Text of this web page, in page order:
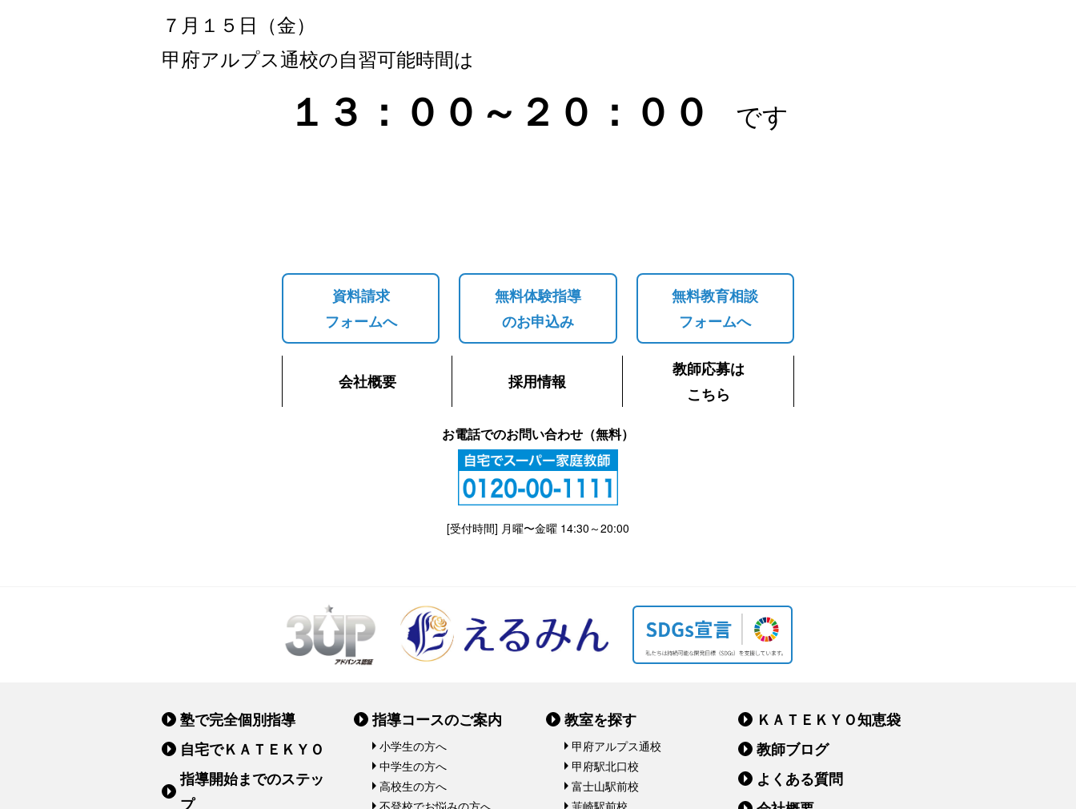
７月１５日（金）
甲府アルプス通校の自習可能時間は
１３：００～２０：００ です
資料請求
フォームへ
無料体験指導
のお申込み
無料教育相談
フォームへ
会社概要 採用情報
教師応募は
こちら
お電話でのお問い合わせ（無料）
[受付時間] 月曜〜金曜 14:30～20:00
塾で完全個別指導
自宅でＫＡＴＥＫＹＯ
指導開始までのステッ
プ
指導コースのご案内
小学生の方へ
中学生の方へ
高校生の方へ
不登校でお悩みの方へ
教室を探す
甲府アルプス通校
甲府駅北口校
富士山駅前校
韮崎駅前校
ＫＡＴＥＫＹＯ知恵袋
教師ブログ
よくある質問